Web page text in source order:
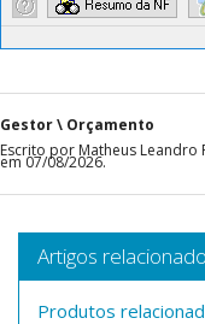
Gestor \ Orçamento
Escrito por Matheus Leandro
em 07/08/2026.
Artigos
Produtos